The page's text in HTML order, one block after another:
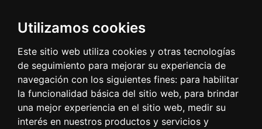
Utilizamos cookies
Este sitio web utiliza cookies y otras tecnologías
de seguimiento para mejorar su experiencia de
navegación con los siguientes fines: para habilitar
la funcionalidad básica del sitio web, para brindar
una mejor experiencia en el sitio web, medir su
interés en nuestros productos y servicios y